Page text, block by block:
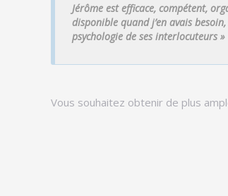
Jérôme est efficace, compétent,
disponible quand j’en avais
psychologie de ses interlocuteurs »
Vous souhaitez obtenir de plus